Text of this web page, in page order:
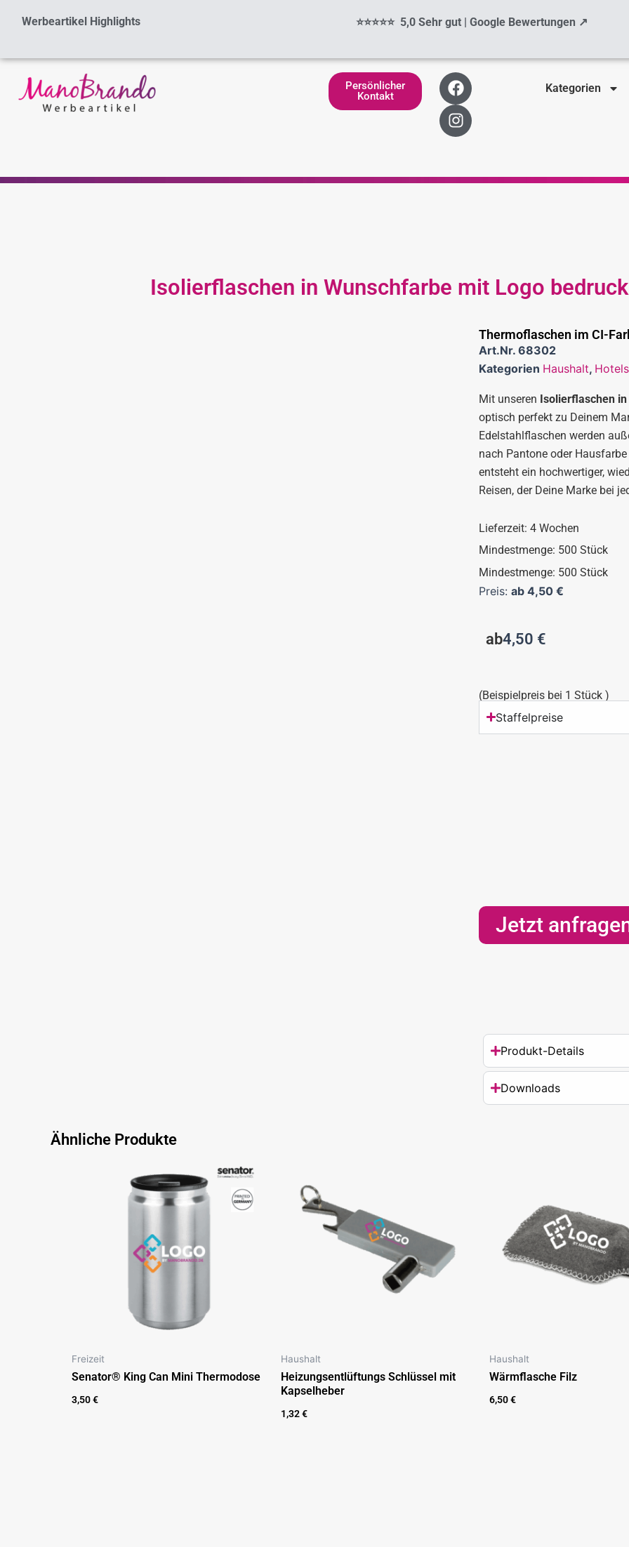
InhaltWerbeartikel Highlights ⭐⭐⭐⭐⭐ 5,0 Sehr gut | Google Bewertungen ↗
Persönlicher
Kontakt
F
a
c
e
b
o
I
n
s
t
a
r
Kategorien
Isolierflaschen in Wunschfarbe mit Logo
Thermoflaschen im CI-
Art.Nr. 68302
Kategorien Haushalt, Hotels
Mit unseren Isolierflaschen
optisch perfekt zu Deinem
Edelstahlflaschen werden
nach Pantone oder
entsteht ein hochwertiger,
Reisen, der Deine Marke bei
Lieferzeit: 4 Wochen
Mindestmenge: 500 Stück
Mindestmenge: 500 Stück
Preis: ab 4,50 €
4,50 €
ab
(Beispielpreis bei 1 Stück )
Staffelpreise
Jetzt
Produkt-Details
Downloads
Ähnliche Produkte
Freizeit
Senator® King Can Mini Thermodose
3,50€
Haushalt
Heizungsentlüftungs Schlüssel mit
Kapselheber
1,32€
Haushalt
Wärmflasche Filz
6,50€